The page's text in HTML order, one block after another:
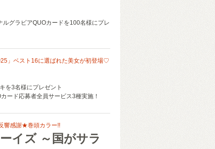
ルグラビアQUOカードを100名様にプレ
」ベスト16に選ばれた美女が初登場♡
を3名様にプレゼント
ード応募者全員サービス3種実施！
響感謝★巻頭カラー!!
イズ ～国がサラ